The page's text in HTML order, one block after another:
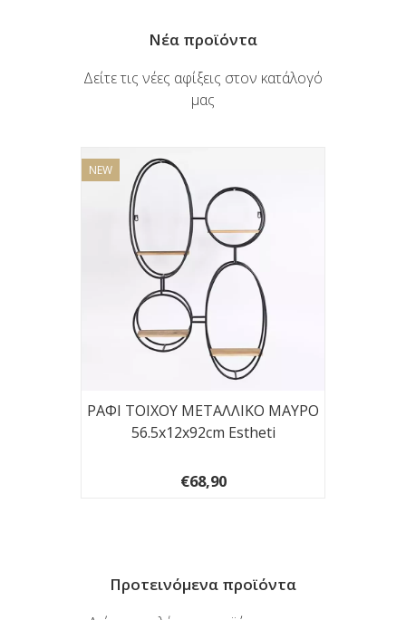
Νέα προϊόντα
Δείτε τις νέες αφίξεις στον κατάλογό
μας
NEW
ΡΑΦΙ ΤΟΙΧΟΥ ΜΕΤΑΛΛΙΚΟ ΜΑΥΡΟ
56.5x12x92cm Estheti
€68,90
Προτεινόμενα προϊόντα